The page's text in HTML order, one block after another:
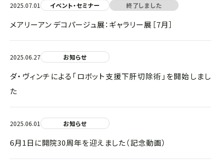
2025.07.01 イベント・セミナー 終了しました
メアリーアン デコパージュ展：ギャラリー展［7月］
2025.06.27 お知らせ
ダ・ヴィンチによる「ロボット支援下肝切除術」を開始しまし
た
2025.06.01 お知らせ
6月1日に開院30周年を迎えました（記念動画）